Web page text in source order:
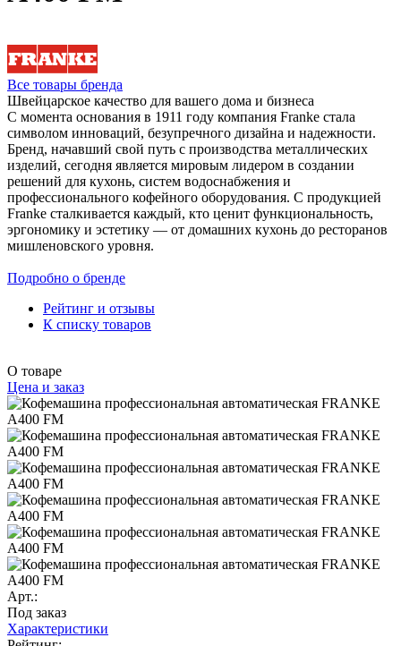
Все товары бренда
Швейцарское качество для вашего дома и бизнеса
С момента основания в 1911 году компания Franke стала
символом инноваций, безупречного дизайна и надежности.
Бренд, начавший свой путь с производства металлических
изделий, сегодня является мировым лидером в создании
решений для кухонь, систем водоснабжения и
профессионального кофейного оборудования. С продукцией
Franke сталкивается каждый, кто ценит функциональность,
эргономику и эстетику — от домашних кухонь до ресторанов
мишленовского уровня.
Подробно о бренде
Рейтинг и отзывы
К списку товаров
О товаре
Цена и заказ
Арт.:
Под заказ
Характеристики